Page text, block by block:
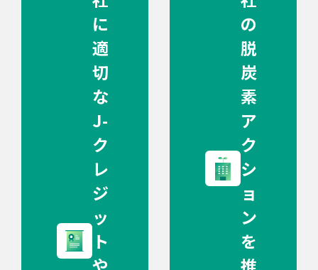
に
適
切
な
J-
ク
レ
ジ
ッ
ト
や
の
脱
炭
素
ア
ク
シ
ョ
ン
を
推